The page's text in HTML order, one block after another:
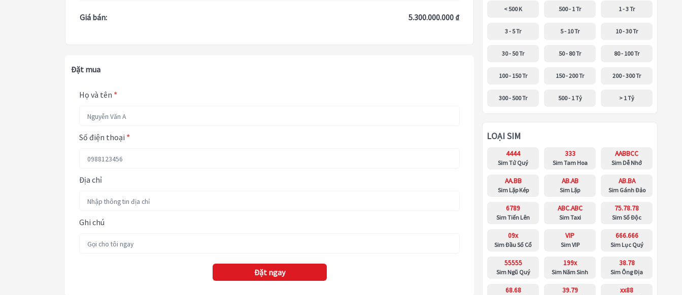
Giá bán: 5.300.000.000 ₫
Đặt mua
Họ và tên *
Số điện thoại *
Địa chỉ
Ghi chú
Đặt ngay
< 500 K 500 - 1 Tr 1 - 3 Tr
3 - 5 Tr 5 - 10 Tr 10 - 30 Tr
30 - 50 Tr 50 - 80 Tr 80 - 100 Tr
100 - 150 Tr 150 - 200 Tr 200 - 300 Tr
300 - 500 Tr 500 - 1 Tỷ > 1 Tỷ
LOẠI SIM
4444
Sim Tứ Quý
333
Sim Tam Hoa
AABBCC
Sim Dễ Nhớ
AA.BB
Sim Lặp Kép
AB.AB
Sim Lặp
AB.BA
Sim Gánh Đảo
6789
Sim Tiến Lên
ABC.ABC
Sim Taxi
75.78.78
Sim Số Độc
09x
Sim Đầu Số Cổ
VIP
Sim VIP
666.666
Sim Lục Quý
55555
Sim Ngũ Quý
199x
Sim Năm Sinh
38.78
Sim Ông Địa
68.68 39.79 xx88